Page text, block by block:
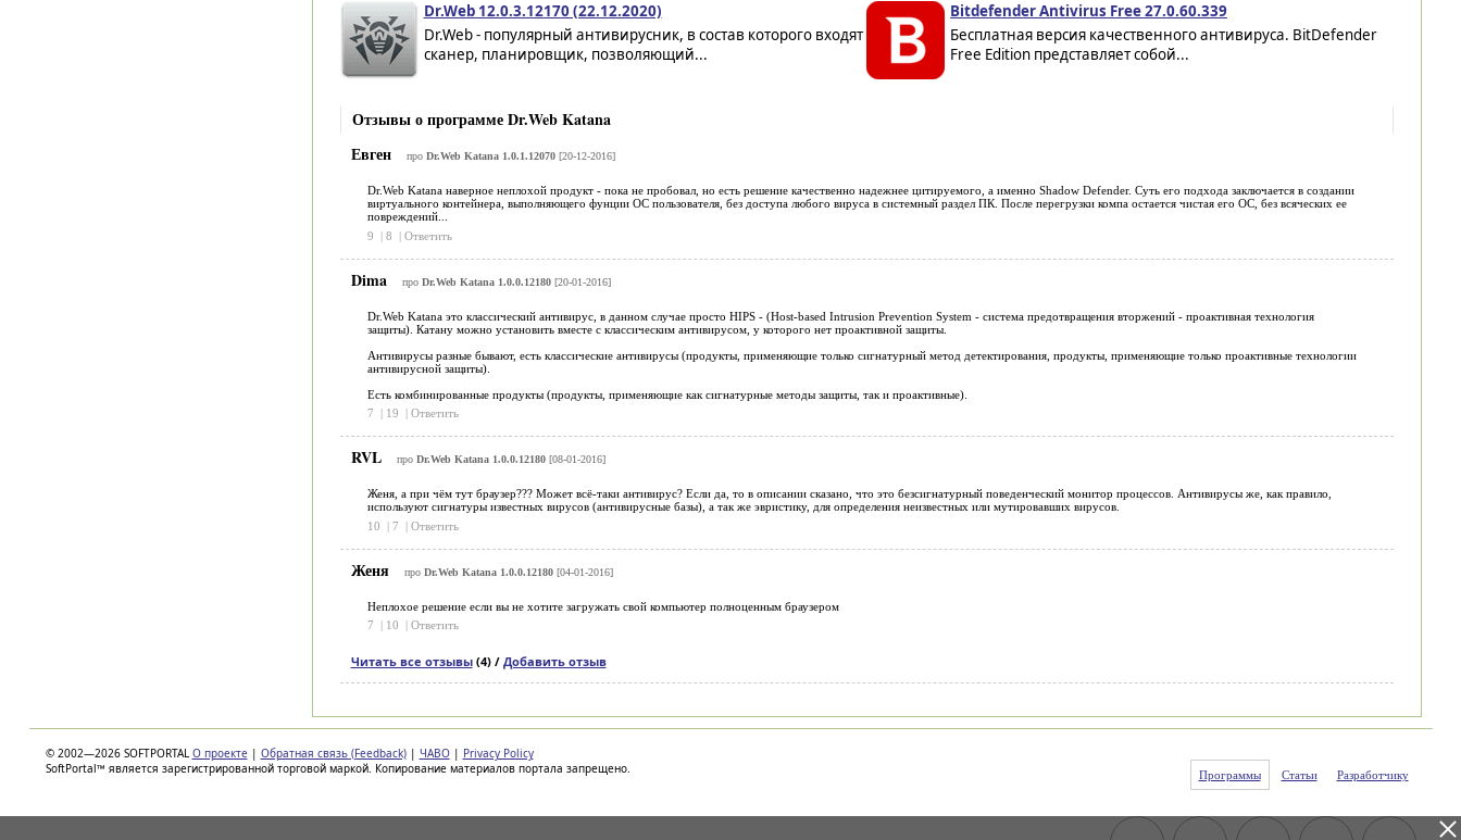
Dr.Web 12.0.3.12170 (22.12.2020)
Dr.Web - популярный антивирусник, в состав которого входят
сканер, планировщик, позволяющий...
Bitdefender Antivirus Free 27.0.60.339
Бесплатная версия качественного антивируса. BitDefender
Free Edition представляет собой...
Отзывы о программе Dr.Web Katana
Евген
про Dr.Web Katana 1.0.1.12070[20-12-2016]
Dr.Web Katana наверное неплохой продукт - пока не пробовал, но есть решение качественно надежнее цитируемого, а именно Shadow Defender. Суть его подхода заключается в создании
виртуального контейнера, выполняющего фунции ОС пользователя, без доступа любого вируса в системный раздел ПК. После перегрузки компа остается чистая его ОС, без всяческих ее
повреждений...
9
| 8 | Ответить
Dima про Dr.Web Katana 1.0.0.12180[20-01-2016]
Dr.Web Katana это классический антивирус, в данном случае просто HIPS - (Host-based Intrusion Prevention System - система предотвращения вторжений - проактивная технология
защиты). Катану можно установить вместе с классическим антивирусом, у которого нет проактивной защиты.
Антивирусы разные бывают, есть классические антивирусы (продукты, применяющие только сигнатурный метод детектирования, продукты, применяющие только проактивные технологии
антивирусной защиты).
Есть комбинированные продукты (продукты, применяющие как сигнатурные методы защиты, так и проактивные).
7
| 19 | Ответить
RVL про Dr.Web Katana 1.0.0.12180[08-01-2016]
Женя, а при чём тут браузер??? Может всё-таки антивирус? Если да, то в описании сказано, что это безсигнатурный поведенческий монитор процессов. Антивирусы же, как правило,
используют сигнатуры известных вирусов (антивирусные базы), а так же эвристику, для определения неизвестных или мутировавших вирусов.
10
| 7 | Ответить
Женя про Dr.Web Katana 1.0.0.12180[04-01-2016]
Неплохое решение если вы не хотите загружать свой компьютер полноценным браузером
7
| 10 | Ответить
Читать все отзывы(4) / Добавить отзыв
© 2002—2026 SOFTPORTAL О проекте | Обратная связь (Feedback) | ЧАВО | Privacy Policy
SoftPortal™ является зарегистрированной торговой маркой. Копирование материалов портала запрещено.
Программы Статьи Разработчику